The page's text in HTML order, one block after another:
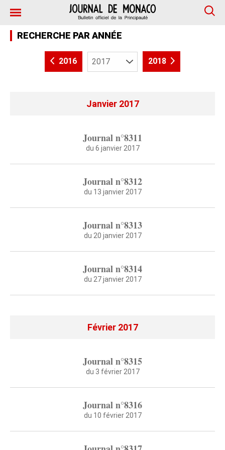
RECHERCHE PAR ANNÉE
2016 2018
Janvier 2017
Journal n°8311
du 6 janvier 2017
Journal n°8312
du 13 janvier 2017
Journal n°8313
du 20 janvier 2017
Journal n°8314
du 27 janvier 2017
Février 2017
Journal n°8315
du 3 février 2017
Journal n°8316
du 10 février 2017